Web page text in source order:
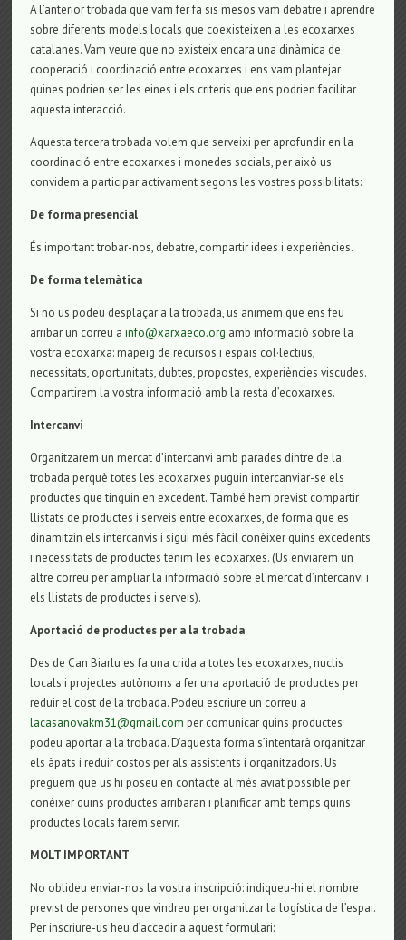
A l’anterior trobada que vam fer fa sis mesos vam debatre i aprendre
sobre diferents models locals que coexisteixen a les ecoxarxes
catalanes. Vam veure que no existeix encara una dinàmica de
cooperació i coordinació entre ecoxarxes i ens vam plantejar
quines podrien ser les eines i els criteris que ens podrien facilitar
aquesta interacció.
Aquesta tercera trobada volem que serveixi per aprofundir en la
coordinació entre ecoxarxes i monedes socials, per això us
convidem a participar activament segons les vostres possibilitats:
De forma presencial
És important trobar-nos, debatre, compartir idees i experiències.
De forma telemàtica
Si no us podeu desplaçar a la trobada, us animem que ens feu
arribar un correu ainfo@xarxaeco.org amb informació sobre la
vostra ecoxarxa: mapeig de recursos i espais col·lectius,
necessitats, oportunitats, dubtes, propostes, experiències viscudes.
Compartirem la vostra informació amb la resta d’ecoxarxes.
Intercanvi
Organitzarem un mercat d’intercanvi amb parades dintre de la
trobada perquè totes les ecoxarxes puguin intercanviar-se els
productes que tinguin en excedent. També hem previst compartir
llistats de productes i serveis entre ecoxarxes, de forma que es
dinamitzin els intercanvis i sigui més fàcil conèixer quins excedents
i necessitats de productes tenim les ecoxarxes. (Us enviarem un
altre correu per ampliar la informació sobre el mercat d’intercanvi i
els llistats de productes i serveis).
Aportació de productes per a la trobada
Des de Can Biarlu es fa una crida a totes les ecoxarxes, nuclis
locals i projectes autònoms a fer una aportació de productes per
reduir el cost de la trobada. Podeu escriure un correu a
lacasanovakm31@gmail.com per comunicar quins productes
podeu aportar a la trobada. D’aquesta forma s’intentarà organitzar
els àpats i reduir costos per als assistents i organitzadors. Us
preguem que us hi poseu en contacte al més aviat possible per
conèixer quins productes arribaran i planificar amb temps quins
productes locals farem servir.
MOLT IMPORTANT
No oblideu enviar-nos la vostra inscripció: indiqueu-hi el nombre
previst de persones que vindreu per organitzar la logística de l’espai.
Per inscriure-us heu d’accedir a aquest formulari: